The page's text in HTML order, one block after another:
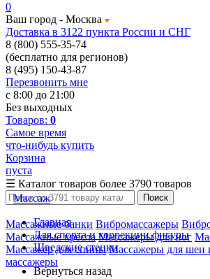
0
Ваш город - Москва
Доставка в 3122 пункта России и СНГ
8 (800) 555-35-74
(бесплатно для регионов)
8 (495) 150-43-87
Перезвонить мне
с 8:00 до 21:00
Без выходных
Товаров: 0
Самое время
что-нибудь купить
Корзина
пуста
☰ Каталог товаров более 3790 товаров
Массаж
Массажные банки Вибромассажеры
Массажные кресла Массажеры для ног
Массажер для спины Массажеры для шеи
массажеры
Поиск
Главная
Для спорта и коррекции фигуры
Шведские стенки
Вернуться назад